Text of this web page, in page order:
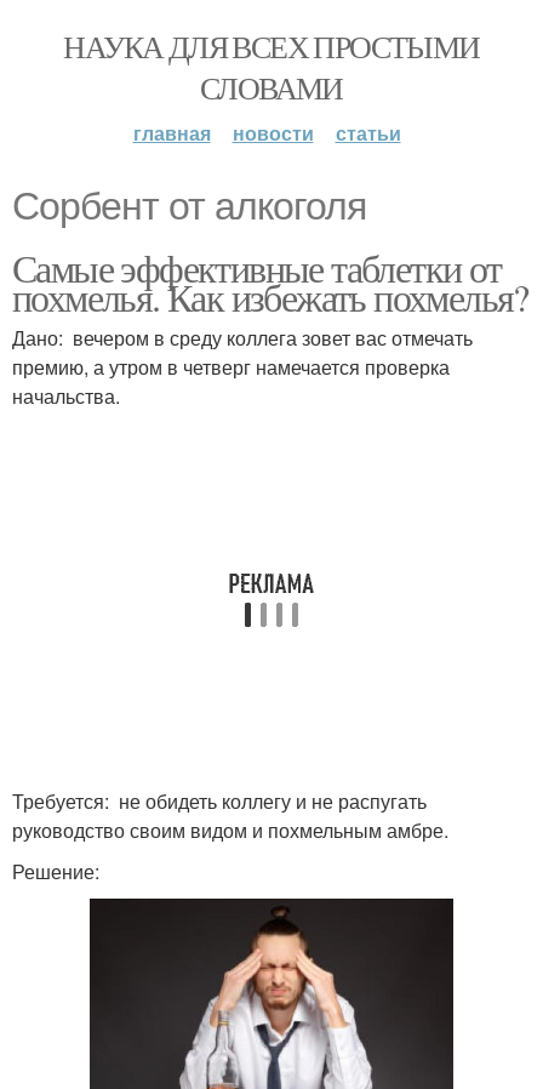
НАУКА ДЛЯ ВСЕХ ПРОСТЫМИ
СЛОВАМИ
главная новости статьи
Сорбент от алкоголя
Самые эффективные таблетки от
похмелья. Как избежать похмелья?
Дано: вечером в среду коллега зовет вас отмечать
премию, а утром в четверг намечается проверка
начальства.
Требуется: не обидеть коллегу и не распугать
руководство своим видом и похмельным амбре.
Решение: